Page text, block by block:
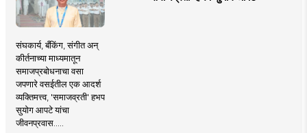
संघकार्य, बँकिंग, संगीत अन्
कीर्तनाच्या माध्यमातून
समाजप्रबोधनाचा वसा
जपणारे वसईतील एक आदर्श
व्यक्तिमत्त्व, 'समाजव्रती' हभप
सुयोग आपटे यांचा
जीवनप्रवास.....